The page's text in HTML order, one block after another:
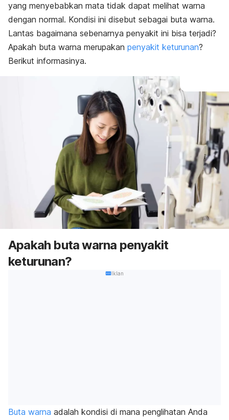
yang menyebabkan mata tidak dapat melihat warna
dengan normal. Kondisi ini disebut sebagai buta warna.
Lantas bagaimana sebenarnya penyakit ini bisa terjadi?
Apakah buta warna merupakan penyakit keturunan?
Berikut informasinya.
Apakah buta warna penyakit
keturunan?
Iklan
Buta warna adalah kondisi di mana penglihatan Anda